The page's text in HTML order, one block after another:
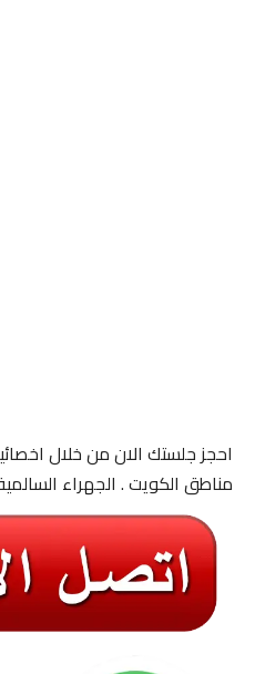
احجز جلستك الان من خلال
مناطق الكويت . الجهراء